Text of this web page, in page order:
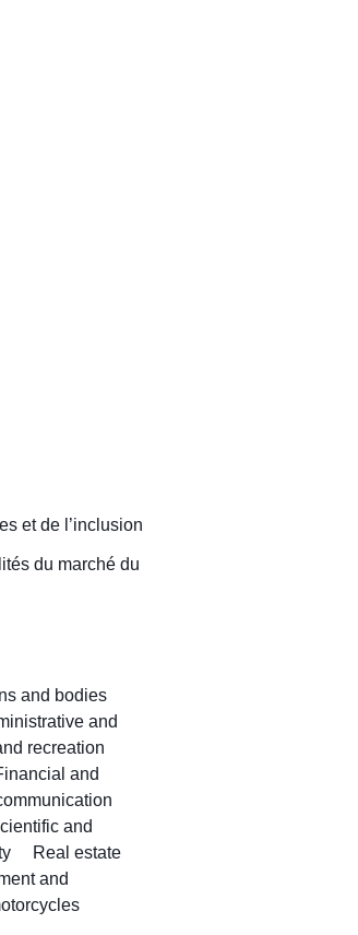
et de l’inclusion
du marché du
and bodies
and
recreation
and
and
Real estate
and